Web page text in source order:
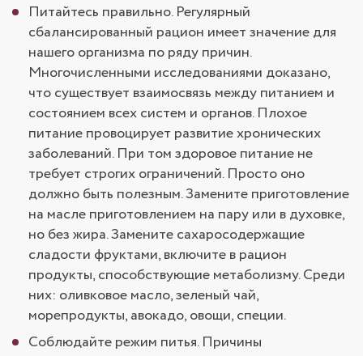
Питайтесь правильно. Регулярный
сбалансированный рацион имеет значение для
нашего организма по ряду причин.
Многочисленными исследованиями доказано,
что существует взаимосвязь между питанием и
состоянием всех систем и органов. Плохое
питание провоцирует развитие хронических
заболеваний. При том здоровое питание не
требует строгих ограничений. Просто оно
должно быть полезным. Замените приготовление
на масле приготовлением на пару или в духовке,
но без жира. Замените сахаросодержащие
сладости фруктами, включите в рацион
продукты, способствующие метаболизму. Среди
них: оливковое масло, зеленый чай,
морепродукты, авокадо, овощи, специи.
Соблюдайте режим питья. Причины